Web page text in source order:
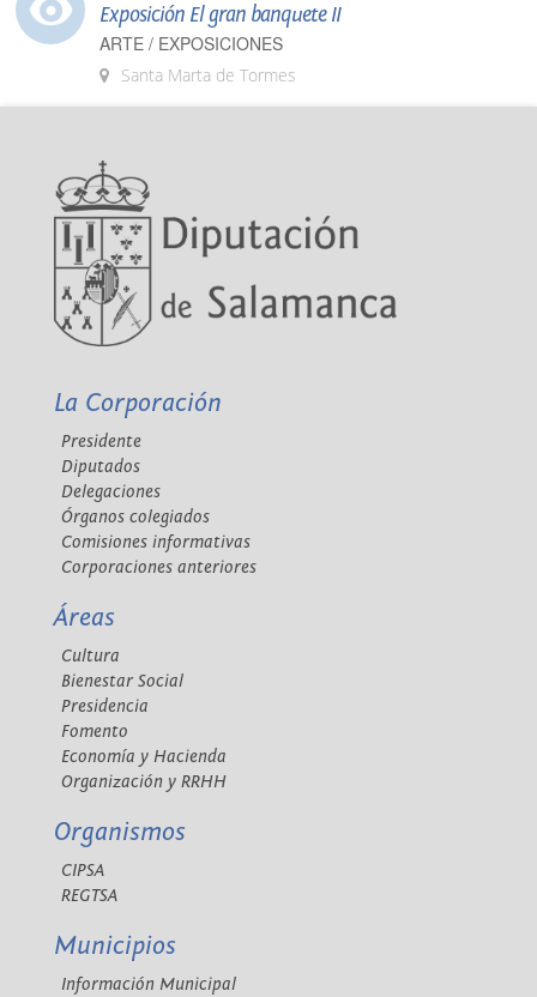
Exposición El gran banquete II
ARTE / EXPOSICIONES
Santa Marta de Tormes
La Corporación
Presidente
Diputados
Delegaciones
Órganos colegiados
Comisiones informativas
Corporaciones anteriores
Áreas
Cultura
Bienestar Social
Presidencia
Fomento
Economía y Hacienda
Organización y RRHH
Organismos
CIPSA
REGTSA
Municipios
Información Municipal